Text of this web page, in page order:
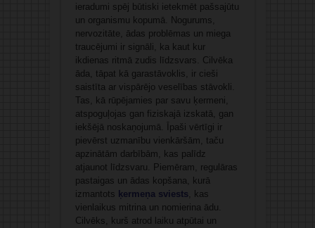
ieradumi spēj būtiski ietekmēt pašsajūtu
un organismu kopumā. Nogurums,
nervozitāte, ādas problēmas un miega
traucējumi ir signāli, ka kaut kur
ikdienas ritmā zudis līdzsvars. Cilvēka
āda, tāpat kā garastāvoklis, ir cieši
saistīta ar vispārējo veselības stāvokli.
Tas, kā rūpējamies par savu ķermeni,
atspoguļojas gan fiziskajā izskatā, gan
iekšējā noskaņojumā. Īpaši vērtīgi ir
pievērst uzmanību vienkāršām, taču
apzinātām darbībām, kas palīdz
atjaunot līdzsvaru. Piemēram, regulāras
pastaigas un ādas kopšana, kurā
izmantots ķermeņa sviests, kas
vienlaikus mitrina un nomierina ādu.
Cilvēks, kurš atrod laiku atpūtai un